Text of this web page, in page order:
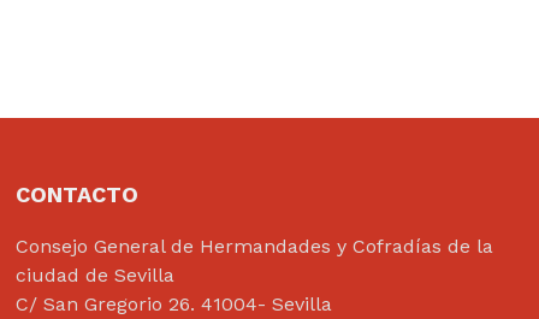
CONTACTO
Consejo General de Hermandades y Cofradías de la
ciudad de Sevilla
C/ San Gregorio 26. 41004- Sevilla